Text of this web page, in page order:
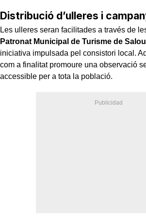
Distribució d’ulleres i
Les ulleres seran facilitades a través de
Patronat Municipal de Turisme de Salou
iniciativa impulsada pel consistori local.
com a finalitat promoure una observació
accessible per a tota la població.